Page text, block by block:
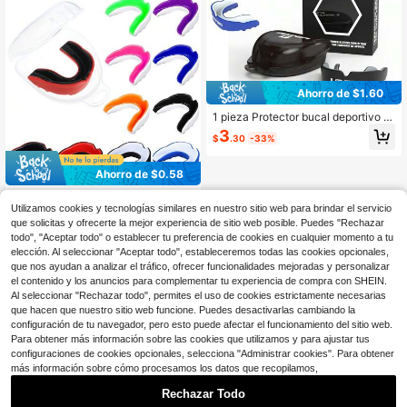
Ahorro de $0.58
baloncesto, MMA y boxeo - Materia
l de gel de doble capa de EVA, vien
e con estuche protector rígido, opci
ones de varios colores, transpirable
$2 .52 -19%
Ahorro de $1.60
1 pieza Protector bucal deportivo a
dulto Lekaro de EVA negro y gris, es
cudo dental para baloncesto, MMA,
$3.30 -33%
Utilizamos cookies y tecnologías similares en nuestro sitio web para brindar el servicio
que solicitas y ofrecerte la mejor experiencia de sitio web posible. Puedes "Rechazar
todo", "Aceptar todo" o establecer tu preferencia de cookies en cualquier momento a tu
elección. Al seleccionar "Aceptar todo", estableceremos todas las cookies opcionales,
que nos ayudan a analizar el tráfico, ofrecer funcionalidades mejoradas y personalizar
el contenido y los anuncios para complementar tu experiencia de compra con SHEIN.
Al seleccionar "Rechazar todo", permites el uso de cookies estrictamente necesarias
que hacen que nuestro sitio web funcione. Puedes desactivarlas cambiando la
configuración de tu navegador, pero esto puede afectar el funcionamiento del sitio web.
Para obtener más información sobre las cookies que utilizamos y para ajustar tus
configuraciones de cookies opcionales, selecciona "Administrar cookies". Para obtener
más información sobre cómo procesamos los datos que recopilamos,
Rechazar Todo